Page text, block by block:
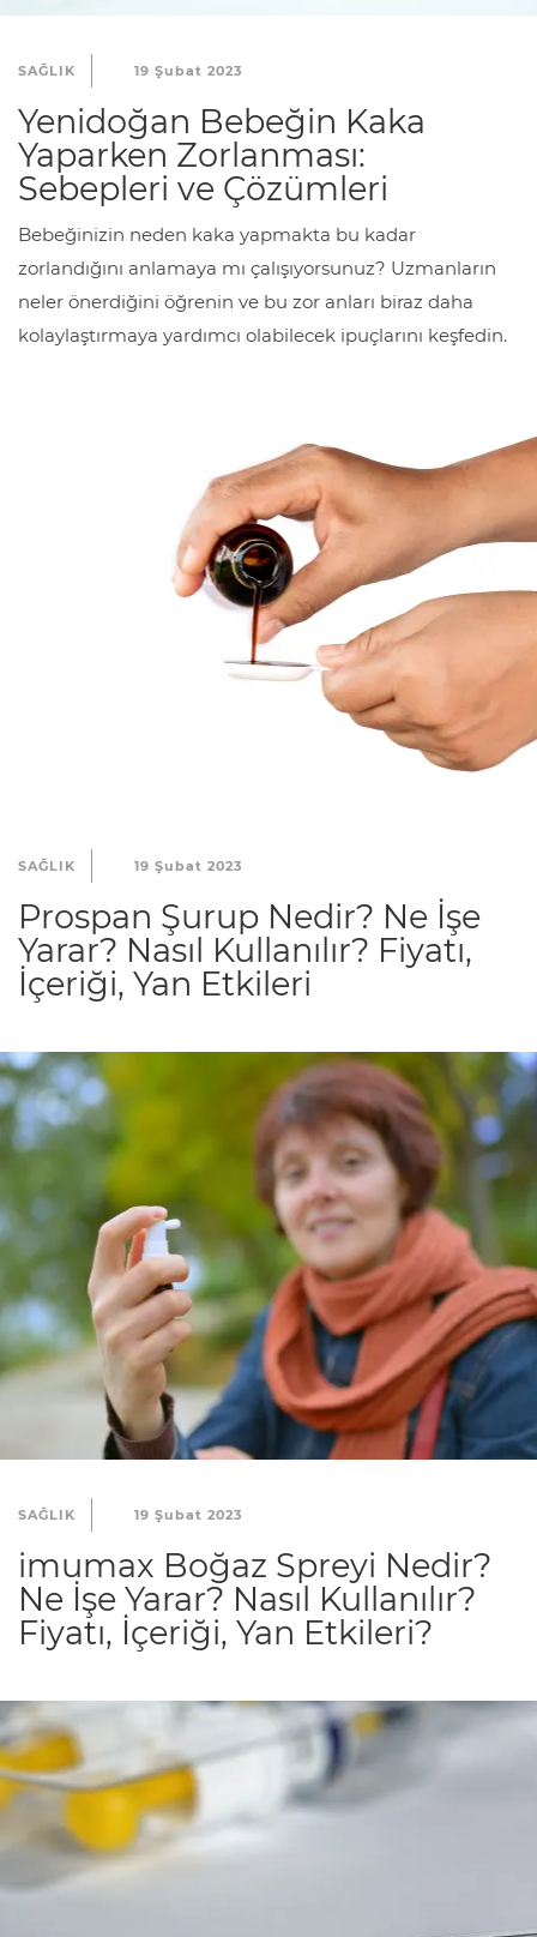
SAĞLIK 19 Şubat 2023
Yenidoğan Bebeğin Kaka
Yaparken Zorlanması:
Sebepleri ve Çözümleri
Bebeğinizin neden kaka yapmakta bu kadar
zorlandığını anlamaya mı çalışıyorsunuz? Uzmanların
neler önerdiğini öğrenin ve bu zor anları biraz daha
kolaylaştırmaya yardımcı olabilecek ipuçlarını keşfedin.
SAĞLIK 19 Şubat 2023
Prospan Şurup Nedir? Ne İşe
Yarar? Nasıl Kullanılır? Fiyatı,
İçeriği, Yan Etkileri
SAĞLIK 19 Şubat 2023
imumax Boğaz Spreyi Nedir?
Ne İşe Yarar? Nasıl Kullanılır?
Fiyatı, İçeriği, Yan Etkileri?